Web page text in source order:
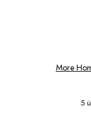
More
5